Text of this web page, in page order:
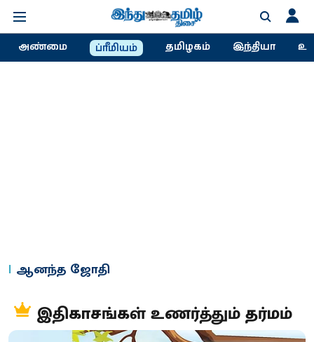
அண்மை ப்ரீமியம் தமிழகம் இந்தியா
ஆனந்த ஜோதி
இதிகாசங்கள் உணர்த்தும் தர்மம்